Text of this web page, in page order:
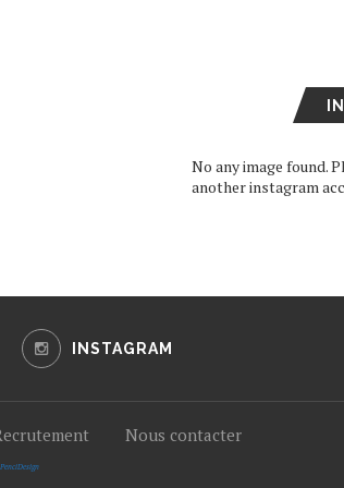
No any image found.
another instagram
INSTAGRAM
Nous contacter
PenciDesign